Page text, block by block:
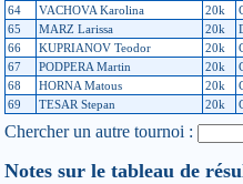
64
VACHOVA Karolina 20k
65
MARZ Larissa 20k
66
KUPRIANOV Teodor 20k
67
PODPERA Martin 20k
68
HORNA Matous 20k
69
TESAR Stepan 20k
Chercher un autre tournoi :
Notes sur le tableau de